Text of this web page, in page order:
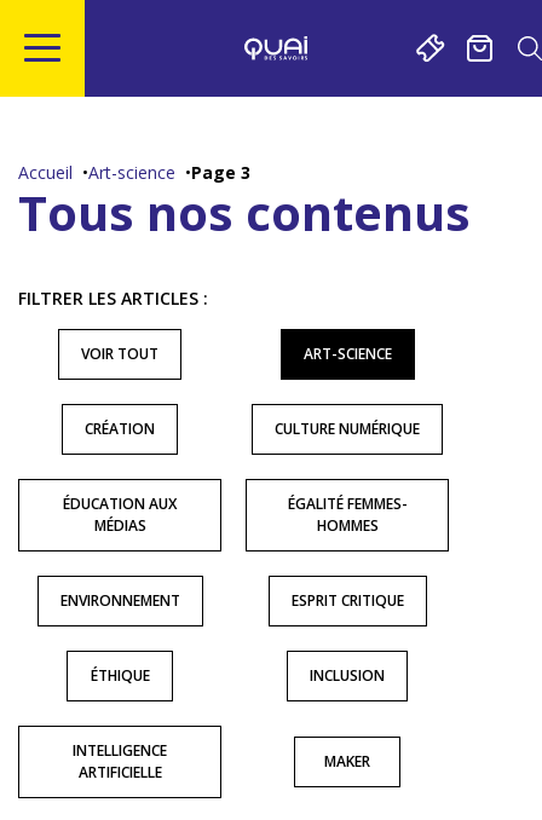
contenu
navigation
Accueil Art-science Page 3
Tous nos contenus
FILTRER LES ARTICLES :
VOIR TOUT ART-SCIENCE
CRÉATION CULTURE NUMÉRIQUE
ÉDUCATION AUX
MÉDIAS
ÉGALITÉ FEMMES-
HOMMES
ENVIRONNEMENT ESPRIT CRITIQUE
ÉTHIQUE INCLUSION
INTELLIGENCE
ARTIFICIELLE
MAKER